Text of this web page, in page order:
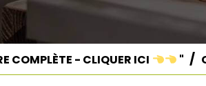
COMPLÈTE - CLIQUER ICI "